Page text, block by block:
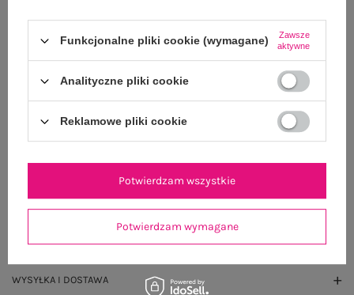
Do darmowej dostawy brakuje 200,00 zł
Wysyłka wponiedziałek
OPINIE O PRODUKCIE (0)
WYSYŁKA I DOSTAWA
Funkcjonalne pliki cookie (wymagane)
Zawsze
aktywne
Analityczne pliki cookie
Reklamowe pliki cookie
Potwierdzam wymagane
Potwierdzam wszystkie